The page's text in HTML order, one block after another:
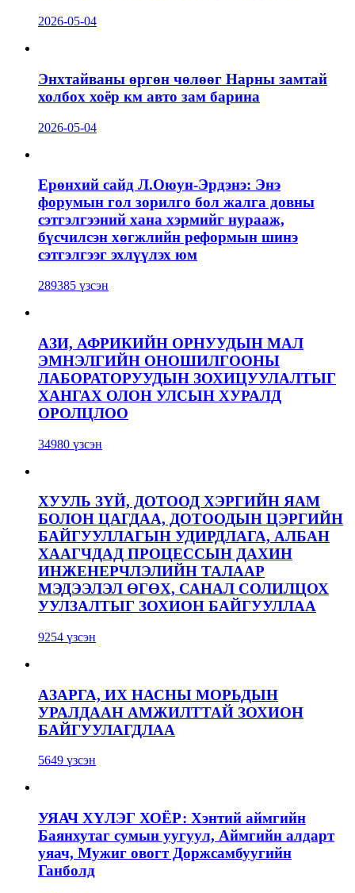
2026-05-04
Энхтайваны өргөн чөлөөг Нарны замтай
холбох хоёр км авто зам барина
2026-05-04
Ерөнхий сайд Л.Оюун-Эрдэнэ: Энэ
форумын гол зорилго бол жалга довны
сэтгэлгээний хана хэрмийг нурааж,
бүсчилсэн хөгжлийн реформын шинэ
сэтгэлгээг эхлүүлэх юм
289385 үзсэн
АЗИ, АФРИКИЙН ОРНУУДЫН МАЛ
ЭМНЭЛГИЙН ОНОШИЛГООНЫ
ЛАБОРАТОРУУДЫН ЗОХИЦУУЛАЛТЫГ
ХАНГАХ ОЛОН УЛСЫН ХУРАЛД
ОРОЛЦЛОО
34980 үзсэн
ХУУЛЬ ЗҮЙ, ДОТООД ХЭРГИЙН ЯАМ
БОЛОН ЦАГДАА, ДОТООДЫН ЦЭРГИЙН
БАЙГУУЛЛАГЫН УДИРДЛАГА, АЛБАН
ХААГЧДАД ПРОЦЕССЫН ДАХИН
ИНЖЕНЕРЧЛЭЛИЙН ТАЛААР
МЭДЭЭЛЭЛ ӨГӨХ, САНАЛ СОЛИЛЦОХ
УУЛЗАЛТЫГ ЗОХИОН БАЙГУУЛЛАА
9254 үзсэн
АЗАРГА, ИХ НАСНЫ МОРЬДЫН
УРАЛДААН АМЖИЛТТАЙ ЗОХИОН
БАЙГУУЛАГДЛАА
5649 үзсэн
УЯАЧ ХҮЛЭГ ХОЁР: Хэнтий аймгийн
Баянхутаг сумын уугуул, Аймгийн алдарт
уяач, Мужиг овогт Доржсамбуугийн
Ганболд